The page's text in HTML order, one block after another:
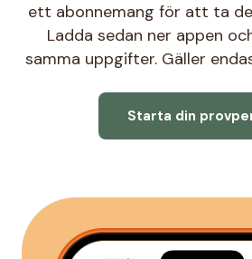
ett abonnemang för att ta
Ladda sedan ner appen
samma uppgifter. Gäller
Starta din